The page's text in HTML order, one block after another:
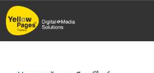
Skip
to
main